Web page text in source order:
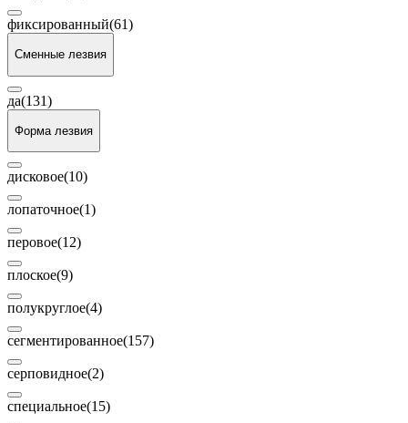
фиксированный(61)
Сменные лезвия
да(131)
Форма лезвия
дисковое(10)
лопаточное(1)
перовое(12)
плоское(9)
полукруглое(4)
сегментированное(157)
серповидное(2)
специальное(15)